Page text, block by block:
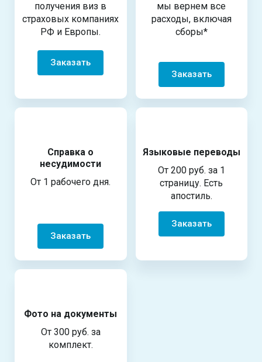
получения виз в
страховых компаниях
РФ и Европы.
Заказать
мы вернем все
расходы, включая
сборы*
Заказать
Справка о
несудимости
От 1 рабочего дня.
Заказать
Языковые переводы
От 200 руб. за 1
страницу. Есть
апостиль.
Заказать
Фото на документы
От 300 руб. за
комплект.